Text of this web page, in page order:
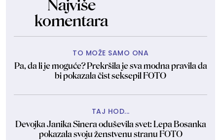
Najviše
komentara
TO MOŽE SAMO ONA
Pa, da li je moguće? Prekršila je sva modna pravila da
bi pokazala čist seksepil FOTO
TAJ HOD...
Devojka Janika Sinera oduševila svet: Lepa Bosanka
pokazala svoju ženstvenu stranu FOTO